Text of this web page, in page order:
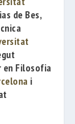
de Bes,
en Filosofia
i